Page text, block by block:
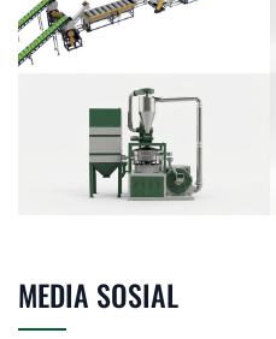
MEDIA SOSIAL